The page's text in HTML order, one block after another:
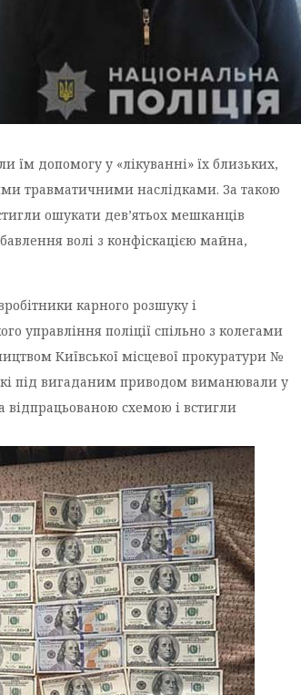
допомогу у «лікуванні» їх близьких,
травматичними наслідками. За такою
ошукати дев’ятьох мешканців
волі з конфіскацією майна,
карного розшуку і
управління поліції спільно з колегами
Київської місцевої прокуратури №
під вигаданим приводом виманювали у
відпрацьованою схемою і встигли